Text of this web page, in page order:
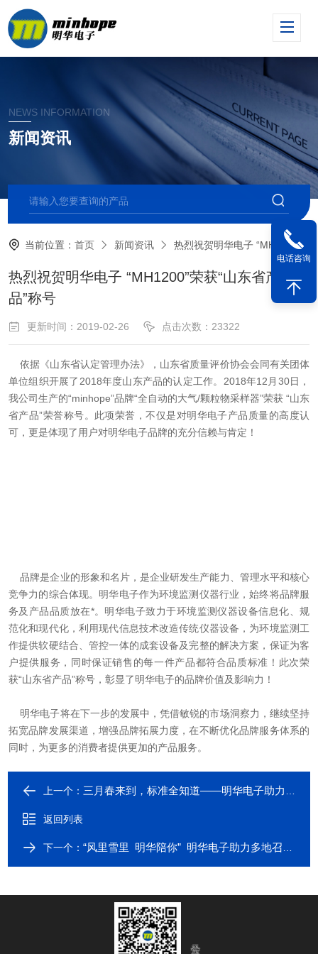
NEWS INFORMATION
新闻资讯
当前位置：首页 新闻资讯 热烈祝贺明华电子 “MH1200”荣获“山东省产品”称号
热烈祝贺明华电子 “MH1200”荣获“山东省产
品”称号
更新时间：2019-02-26 点击次数：23322
依据《山东省认定管理办法》，山东省质量评价协会会同有关团体
单位组织开展了2018年度山东产品的认定工作。2018年12月30日，
我公司生产的“minhope”品牌“全自动的大气/颗粒物采样器”荣获 “山东
省产品”荣誉称号。此项荣誉，不仅是对明华电子产品质量的高度认
可，更是体现了用户对明华电子品牌的充分信赖与肯定！
品牌是企业的形象和名片，是企业研发生产能力、管理水平和核心
竞争力的综合体现。明华电子作为环境监测仪器行业，始终将品牌服
务及产品品质放在*。明华电子致力于环境监测仪器设备信息化、规
范化和现代化，利用现代信息技术改造传统仪器设备，为环境监测工
作提供软硬结合、管控一体的成套设备及完整的解决方案，保证为客
户提供服务，同时保证销售的每一件产品都符合品质标准！此次荣
获“山东省产品”称号，彰显了明华电子的品牌价值及影响力！
明华电子将在下一步的发展中，凭借敏锐的市场洞察力，继续坚持
拓宽品牌发展渠道，增强品牌拓展力度，在不断优化品牌服务体系的
同时，为更多的消费者提供更加的产品服务。
上一个： 三月春来到，标准全知道——明华电子助力浙江省环境监测协会新标准宣贯
返回列表
下一个：“风里雪里 明华陪你” 明华电子助力多地召开环境监测培训会议
电话咨询